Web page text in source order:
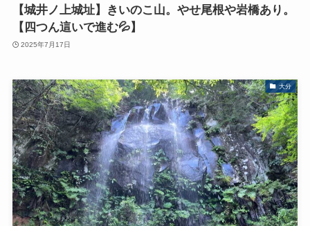
【城井ノ上城址】きいのこ山。やせ尾根や岩橋あり。
【四つん這いで進む💦】
2025年7月17日
大分